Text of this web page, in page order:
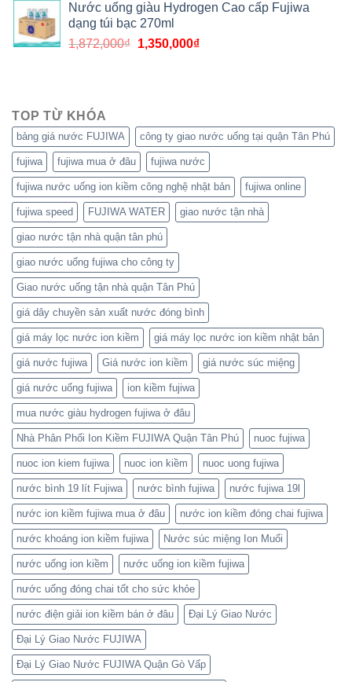
Nước uống giàu Hydrogen Cao cấp Fujiwa
dạng túi bạc 270ml
1,872,000₫ 1,350,000₫
TOP TỪ KHÓA
bảng giá nước FUJIWA công ty giao nước uống tại quận Tân Phú
fujiwa fujiwa mua ở đâu fujiwa nước
fujiwa nước uống ion kiềm công nghệ nhật bản fujiwa online
fujiwa speed FUJIWA WATER giao nước tận nhà
giao nước tận nhà quận tân phú
giao nước uống fujiwa cho công ty
Giao nước uống tận nhà quận Tân Phú
giá dây chuyền sản xuất nước đóng bình
giá máy lọc nước ion kiềm giá máy lọc nước ion kiềm nhật bản
giá nước fujiwa Giá nước ion kiềm giá nước súc miệng
giá nước uống fujiwa ion kiềm fujiwa
mua nước giàu hydrogen fujiwa ở đâu
Nhà Phân Phối Ion Kiềm FUJIWA Quận Tân Phú nuoc fujiwa
nuoc ion kiem fujiwa nuoc ion kiềm nuoc uong fujiwa
nước bình 19 lít Fujiwa nước bình fujiwa nước fujiwa 19l
nước ion kiềm fujiwa mua ở đâu nước ion kiềm đóng chai fujiwa
nước khoáng ion kiềm fujiwa Nước súc miệng Ion Muối
nước uống ion kiềm nước uống ion kiềm fujiwa
nước uống đóng chai tốt cho sức khỏe
nước điện giải ion kiềm bán ở đâu Đại Lý Giao Nước
Đại Lý Giao Nước FUJIWA
Đại Lý Giao Nước FUJIWA Quận Gò Vấp